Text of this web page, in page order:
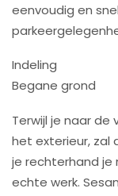
eenvoudig en
Indeling
Begane grond
Terwijl je naar
het exterieur, zal
je rechterhand je
echte werk.